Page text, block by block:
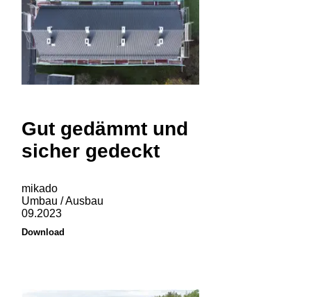
Gut gedämmt und
sicher gedeckt
mikado
Umbau / Ausbau
09.2023
Download